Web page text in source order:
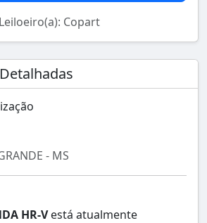
Leiloeiro(a): Copart
- MS
HR-Vestá atualmente